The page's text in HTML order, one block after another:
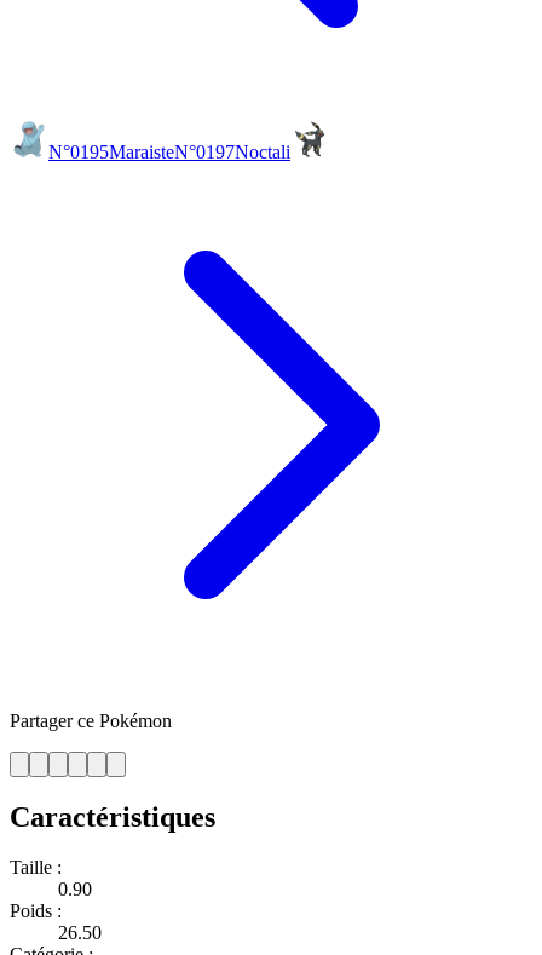
N°0195MaraisteN°0197Noctali
Partager ce Pokémon
Caractéristiques
Taille :
0.90
Poids :
26.50